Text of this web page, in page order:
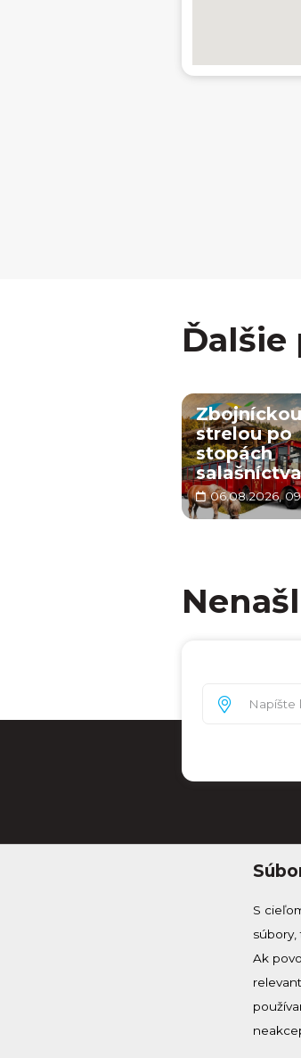
Ďalšie
Zbojníckou
strelou po
stopách
06.08.2026,
info@knh.sk
+421 903 294
S
súbory,
Ak